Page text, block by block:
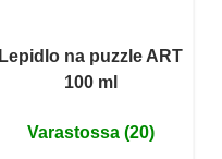
Lepidlo na puzzle ART
100 ml
Varastossa (20)